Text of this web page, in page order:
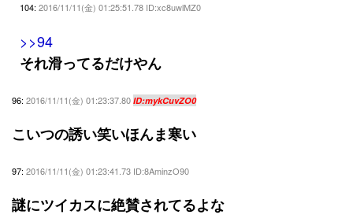
104: 2016/11/11(金) 01:25:51.78 ID:xc8uwlMZ0
>>94
それ滑ってるだけやん
96: 2016/11/11(金) 01:23:37.80 ID:mykCuvZO0
こいつの誘い笑いほんま寒い
97: 2016/11/11(金) 01:23:41.73 ID:8AminzO90
謎にツイカスに絶賛されてるよな